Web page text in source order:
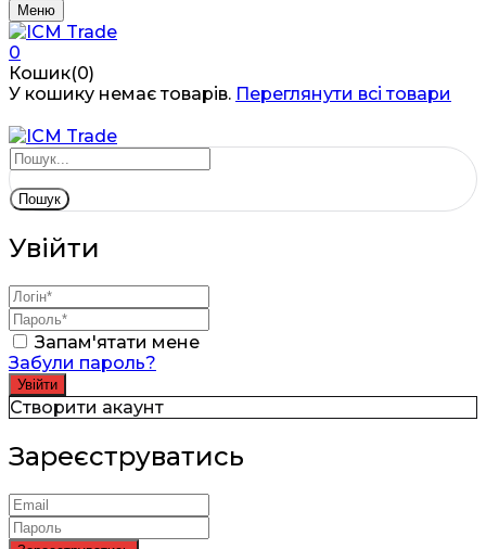
Меню
0
Кошик(0)
У кошику немає товарів. Переглянути всі товари
Пошук
Увійти
Запам'ятати мене
Забули пароль?
Створити акаунт
Зареєструватись